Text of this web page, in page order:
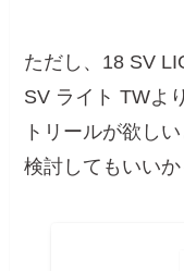
ただし、18 SV
SV ライト TWよ
トリールが欲し
検討してもいいか